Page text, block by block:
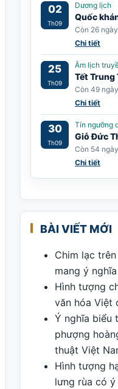
02
Th09
Dương lịch
Quốc
Còn 26 ngày
Chi tiết
25
Th09
Âm lịch
Tết Trung
Còn 49
Chi tiết
30
Th09
Tín ngưỡng
Giỗ Đức
Còn 54
Chi tiết
BÀI VIẾT MỚI
Chim lạc
mang ý
Hình tượng
văn hóa Việt
Ý nghĩa biểu
phượng
thuật Việt
Hình tượng
lưng rùa có ý